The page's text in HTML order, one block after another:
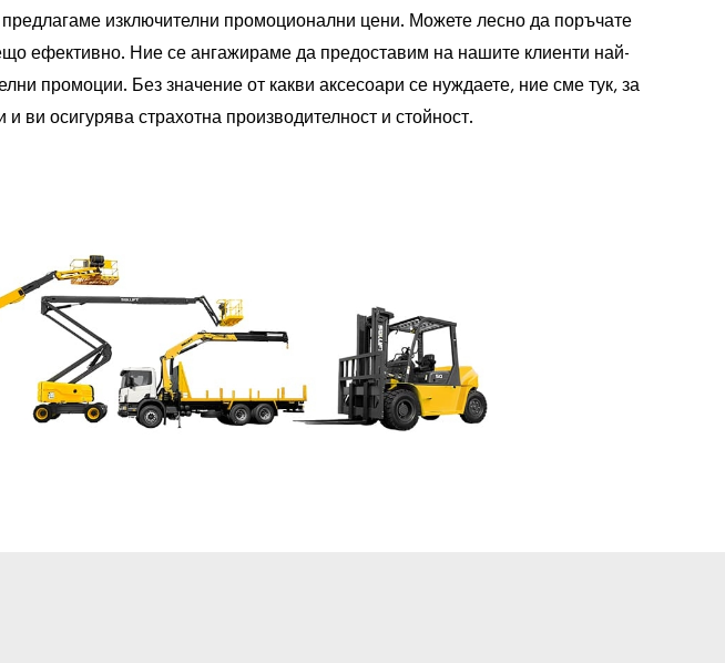
изключителни промоционални цени. Можете лесно да поръчате
ефективно. Ние се ангажираме да предоставим на нашите клиенти най-
промоции. Без значение от какви аксесоари се нуждаете, ние сме тук, за
осигурява страхотна производителност и стойност.